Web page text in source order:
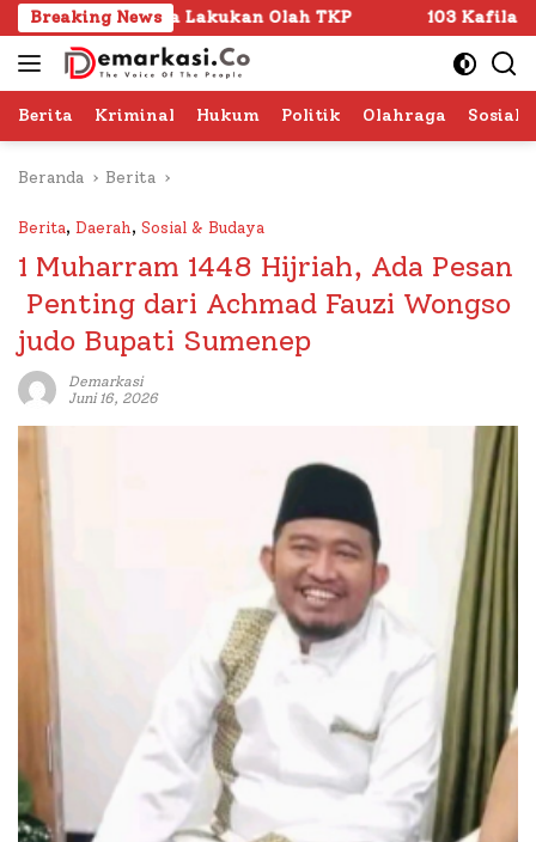
Langsung
ke
konten
Breaking News
Lakukan Olah TKP 103 Kafilah Siap Ramaikan
Berita Kriminal Hukum Politik Olahraga Sosial
Beranda Berita
Berita, Daerah, Sosial & Budaya
1 Muharram 1448 Hijriah, Ada Pesan
Penting dari Achmad Fauzi Wongso
judo Bupati Sumenep
Demarkasi
Juni 16, 2026